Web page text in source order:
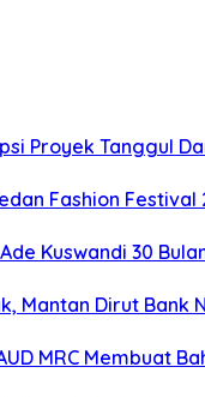
Proyek Tanggul
Fashion
Kuswandi 30
Mantan Dirut Bank
MRC Membuat